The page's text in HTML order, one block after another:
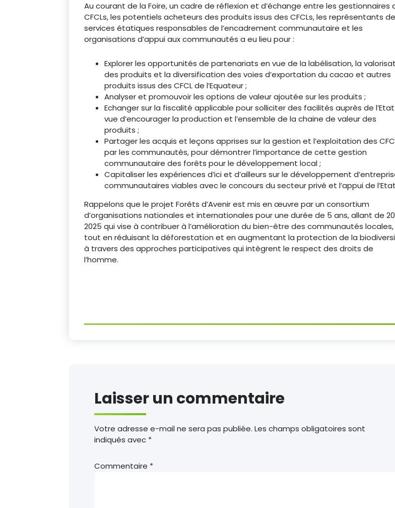
Au courant de la Foire, un cadre de réflexion et d’échange entre les gestionnaires
CFCLs, les potentiels acheteurs des produits issus des CFCLs, les représentants
services étatiques responsables de l’encadrement communautaire et les
organisations d’appui aux communautés a eu lieu pour :
Explorer les opportunités de partenariats en vue de la labélisation, la
des produits et la diversification des voies d’exportation du cacao et autres
produits issus des CFCL de l’Equateur ;
Analyser et promouvoir les options de valeur ajoutée sur les produits ;
Echanger sur la fiscalité applicable pour solliciter des facilités auprès de
vue d’encourager la production et l’ensemble de la chaine de valeur des
produits ;
Partager les acquis et leçons apprises sur la gestion et l’exploitation des
par les communautés, pour démontrer l’importance de cette gestion
communautaire des forêts pour le développement local ;
Capitaliser les expériences d’ici et d’ailleurs sur le développement
communautaires viables avec le concours du secteur privé et l’appui de
Rappelons que le projet Forêts d’Avenir est mis en œuvre par un consortium
d’organisations nationales et internationales pour une durée de 5 ans, allant de
2025 qui vise à contribuer à l’amélioration du bien-être des communautés locales,
tout en réduisant la déforestation et en augmentant la protection de la
à travers des approches participatives qui intègrent le respect des droits de
l’homme.
Laisser un commentaire
Votre adresse e-mail ne sera pas publiée. Les champs obligatoires sont
indiqués avec *
Commentaire *